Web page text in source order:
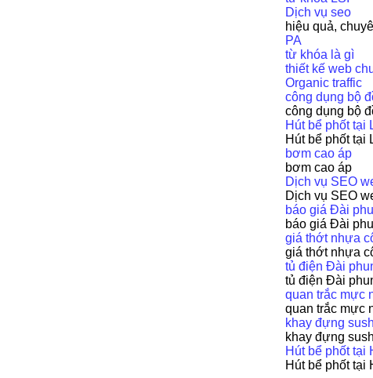
Dịch vụ seo
hiệu quả,
PA
từ khóa là gì
thiết kế web
Organic traffic
công dụng bộ
công dụng bộ
Hút bể phốt tại
Hút bể phốt tại
bơm cao áp
bơm cao áp
Dịch vụ SEO
Dịch vụ SEO
báo giá Đài
báo giá Đài
giá thớt nhựa
giá thớt nhựa
tủ điện Đài
tủ điện Đài
quan trắc mực
quan trắc mực
khay đựng
khay đựng
Hút bể phốt tại
Hút bể phốt tại